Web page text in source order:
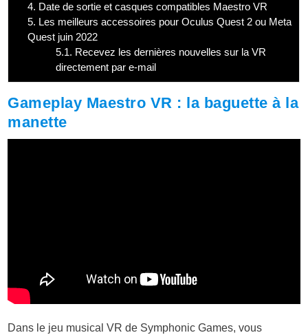
4. Date de sortie et casques compatibles Maestro VR
5. Les meilleurs accessoires pour Oculus Quest 2 ou Meta
Quest juin 2022
5.1. Recevez les dernières nouvelles sur la VR
directement par e-mail
Gameplay Maestro VR : la baguette à la
manette
Dans le jeu musical VR de Symphonic Games, vous